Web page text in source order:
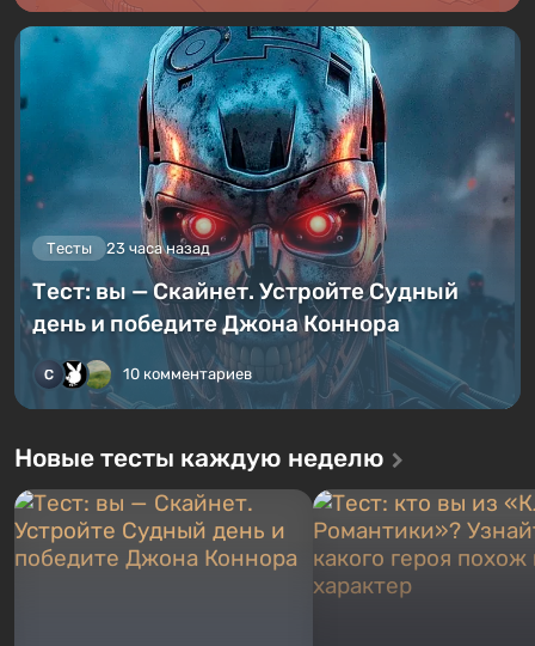
Тесты 23 часа назад
Тест: вы — Скайнет. Устройте Судный
день и победите Джона Коннора
10 комментариев
Новые тесты каждую неделю